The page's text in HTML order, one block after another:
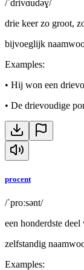
/ˈdrivɑudəɣ/
drie keer zo groot,
bijvoeglijk
Examples:
• Hij won een
• De drievoudige
procent
/ˈproːsənt/
een honderdste
zelfstandig
Examples: